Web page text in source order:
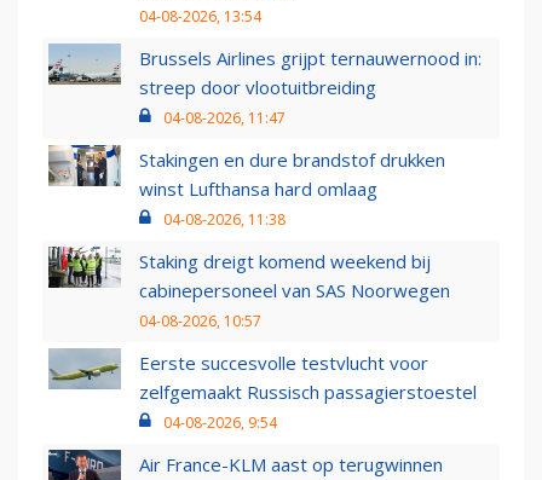
04-08-2026, 13:54
Brussels Airlines grijpt ternauwernood in:
streep door vlootuitbreiding
04-08-2026, 11:47
Stakingen en dure brandstof drukken
winst Lufthansa hard omlaag
04-08-2026, 11:38
Staking dreigt komend weekend bij
cabinepersoneel van SAS Noorwegen
04-08-2026, 10:57
Eerste succesvolle testvlucht voor
zelfgemaakt Russisch passagierstoestel
04-08-2026, 9:54
Air France-KLM aast op terugwinnen